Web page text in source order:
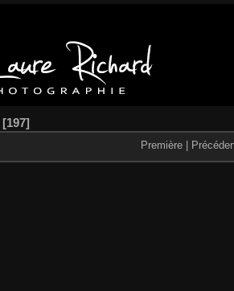
197
Première |